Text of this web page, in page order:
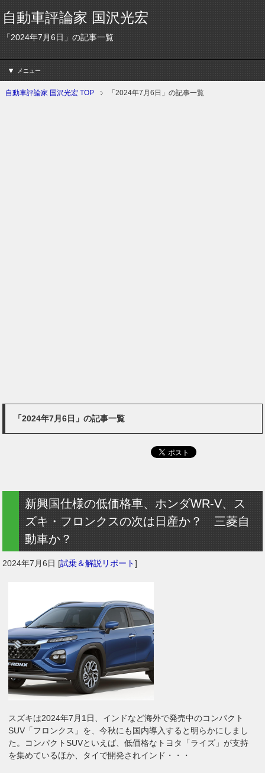
自動車評論家 国沢光宏
「2024年7月6日」の記事一覧
メニュー
自動車評論家 国沢光宏 TOP 「2024年7月6日」の記事一覧
「2024年7月6日」の記事一覧
新興国仕様の低価格車、ホンダWR-V、ス
ズキ・フロンクスの次は日産か？ 三菱自
動車か？
2024年7月6日 [試乗＆解説リポート]
スズキは2024年7月1日、インドなど海外で発売中のコンパクト
SUV「フロンクス」を、今秋にも国内導入すると明らかにしまし
た。コンパクトSUVといえば、低価格なトヨタ「ライズ」が支持
を集めているほか、タイで開発されインド・・・